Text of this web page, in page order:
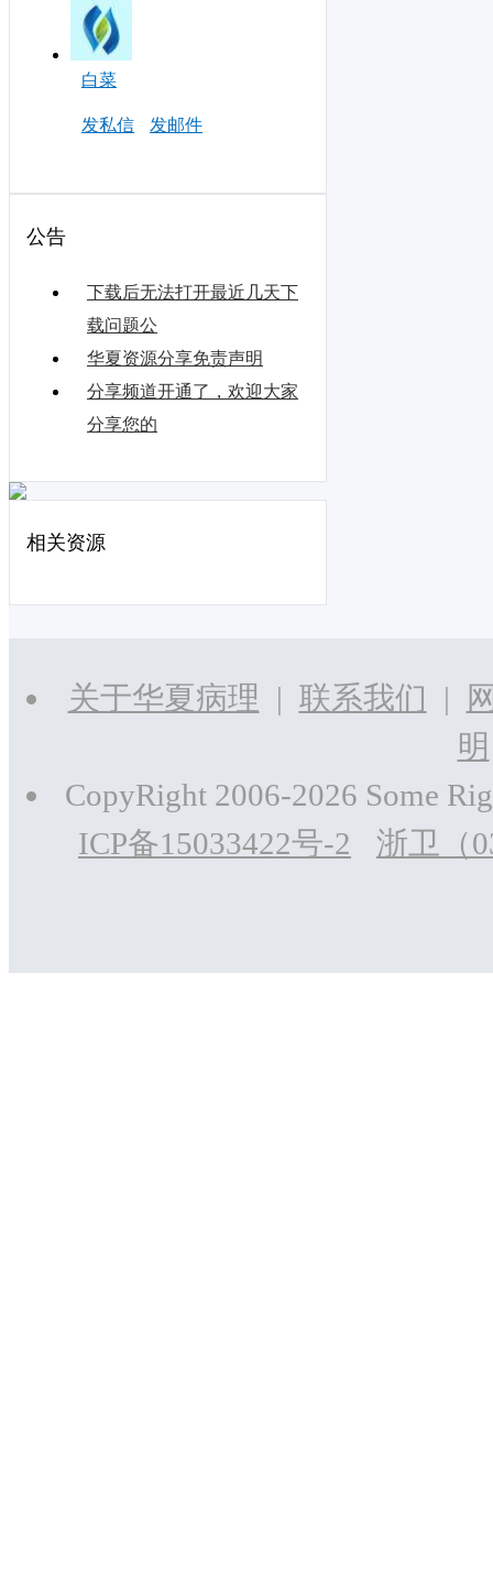
白菜
发私信 发邮件
公告
下载后无法打开最近几天下
载问题公
华夏资源分享免责声明
分享频道开通了，欢迎大家
分享您的
相关资源
关于华夏病理 | 联系我们 |
明
CopyRight 2006-2026 Some
ICP备15033422号-2
浙卫（